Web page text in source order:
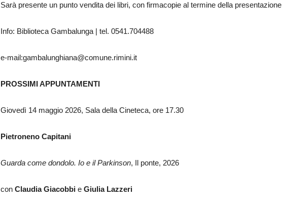
Sarà presente un punto vendita dei libri, con firmacopie al termine della presentazione
Info: Biblioteca Gambalunga | tel. 0541.704488
e-mail:gambalunghiana@comune.rimini.it
PROSSIMI APPUNTAMENTI
Giovedì 14 maggio 2026, Sala della Cineteca, ore 17.30
Pietroneno Capitani
Guarda come dondolo. Io e il Parkinson, Il ponte, 2026
con Claudia Giacobbi e Giulia Lazzeri